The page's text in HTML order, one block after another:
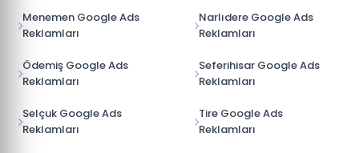
Menemen Google Ads
Reklamları
Narlıdere Google Ads
Reklamları
Ödemiş Google Ads
Reklamları
Seferihisar Google Ads
Reklamları
Selçuk Google Ads
Reklamları
Tire Google Ads
Reklamları